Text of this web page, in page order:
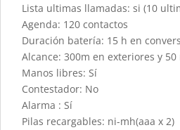
Lista ultimas llamadas: si (10
Agenda: 120 contactos
Duración batería: 15 h en
Alcance: 300m en exteriores y
Manos libres: Sí
Contestador: No
Alarma : Sí
Pilas recargables: ni-mh(aaa x 2)